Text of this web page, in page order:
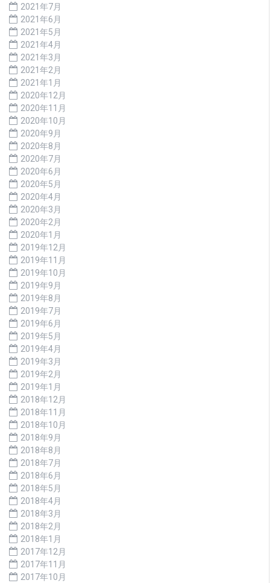
2021年7月
2021年6月
2021年5月
2021年4月
2021年3月
2021年2月
2021年1月
2020年12月
2020年11月
2020年10月
2020年9月
2020年8月
2020年7月
2020年6月
2020年5月
2020年4月
2020年3月
2020年2月
2020年1月
2019年12月
2019年11月
2019年10月
2019年9月
2019年8月
2019年7月
2019年6月
2019年5月
2019年4月
2019年3月
2019年2月
2019年1月
2018年12月
2018年11月
2018年10月
2018年9月
2018年8月
2018年7月
2018年6月
2018年5月
2018年4月
2018年3月
2018年2月
2018年1月
2017年12月
2017年11月
2017年10月